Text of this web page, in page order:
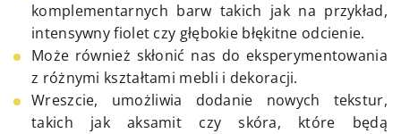
komplementarnych barw takich jak na przykład,
intensywny fiolet czy głębokie błękitne odcienie.
Może również skłonić nas do eksperymentowania
z różnymi kształtami mebli i dekoracji.
Wreszcie, umożliwia dodanie nowych tekstur,
takich jak aksamit czy skóra, które będą